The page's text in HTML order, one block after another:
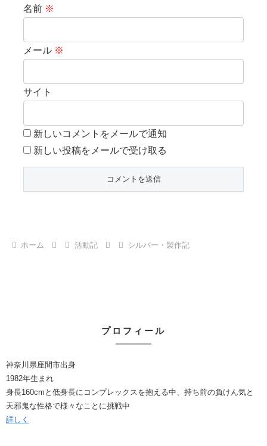
名前 ※
メール ※
サイト
新しいコメントをメールで通知
新しい投稿をメールで受け取る
ホーム 活動記 シルバー・製作記
プロフィール
神奈川県座間市出身
1982年生まれ
身長160cmと低身長にコンプレックスを抱える中、持ち前の負けん気と
天邪鬼な性格で様々なことに挑戦中
詳しく